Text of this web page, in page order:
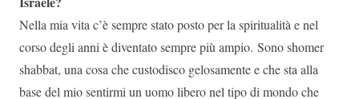
Nella mia vita c’è sempre stato posto per la spiritualità e nel
corso degli anni è diventato sempre più ampio. Sono shomer
shabbat, una cosa che custodisco gelosamente e che sta alla
base del mio sentirmi un uomo libero nel tipo di mondo che